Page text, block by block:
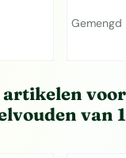
Merk:
Gemengd
voor
van